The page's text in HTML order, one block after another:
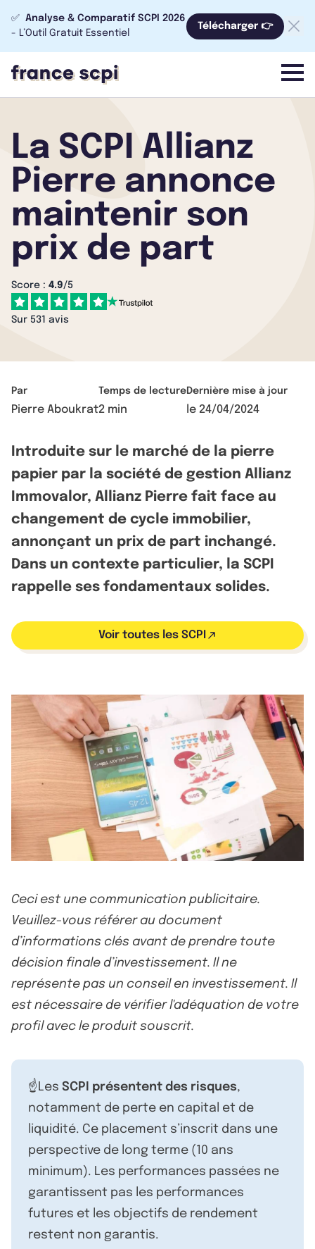
✅ Analyse & Comparatif SCPI 2026
- L’Outil Gratuit Essentiel
Télécharger 👉
menu
La SCPI Allianz
Pierre annonce
maintenir son
prix de part
Score : 4.9/5
Sur 531 avis
Par
Pierre Aboukrat
Temps de lecture
2 min
Dernière mise à jour
le 24/04/2024
Introduite sur le marché de la pierre
papier par la société de gestion Allianz
Immovalor, Allianz Pierre fait face au
changement de cycle immobilier,
annonçant un prix de part inchangé.
Dans un contexte particulier, la SCPI
rappelle ses fondamentaux solides.
Voir toutes les SCPI
Ceci est une communication publicitaire.
Veuillez-vous référer au document
d’informations clés avant de prendre toute
décision finale d’investissement. Il ne
représente pas un conseil en investissement. Il
est nécessaire de vérifier l'adéquation de votre
profil avec le produit souscrit.
☝️Les SCPI présentent des risques,
notamment de perte en capital et de
liquidité. Ce placement s’inscrit dans une
perspective de long terme (10 ans
minimum). Les performances passées ne
garantissent pas les performances
futures et les objectifs de rendement
restent non garantis.